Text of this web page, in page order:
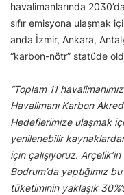
havalimanlarında
sıfır emisyona ulaşmak
anda İzmir, Ankara,
“karbon-nötr” statüde
“Toplam 11
Havalimanı Karbon
Hedeflerimize ulaşmak
yenilenebilir
için çalışıyoruz.
Bodrum’da yaptığımız
tüketiminin yaklaşık